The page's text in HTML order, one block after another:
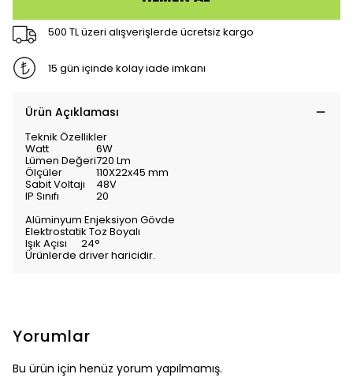
500 TL üzeri alışverişlerde ücretsiz kargo
15 gün içinde kolay iade imkanı
Ürün Açıklaması
Teknik Özellikler
Watt 6W
Lümen Değeri720 Lm
Ölçüler 110X22x45 mm
Sabit Voltajı 48V
IP Sınıfı
20
Alüminyum Enjeksiyon Gövde
Elektrostatik Toz Boyalı
Işık Açısı 24°
Ürünlerde driver haricidir.
Yorumlar
Bu ürün için henüz yorum yapılmamış.